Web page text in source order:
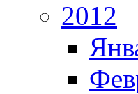
2012